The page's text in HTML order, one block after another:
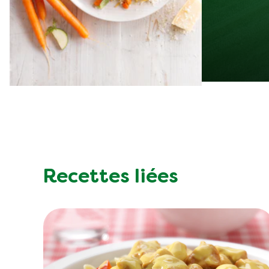
Recettes liées